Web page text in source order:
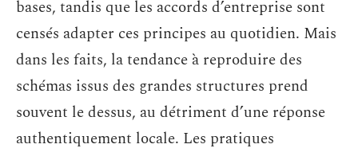
bases, tandis que les accords d’entreprise sont
censés adapter ces principes au quotidien. Mais
dans les faits, la tendance à reproduire des
schémas issus des grandes structures prend
souvent le dessus, au détriment d’une réponse
authentiquement locale. Les pratiques